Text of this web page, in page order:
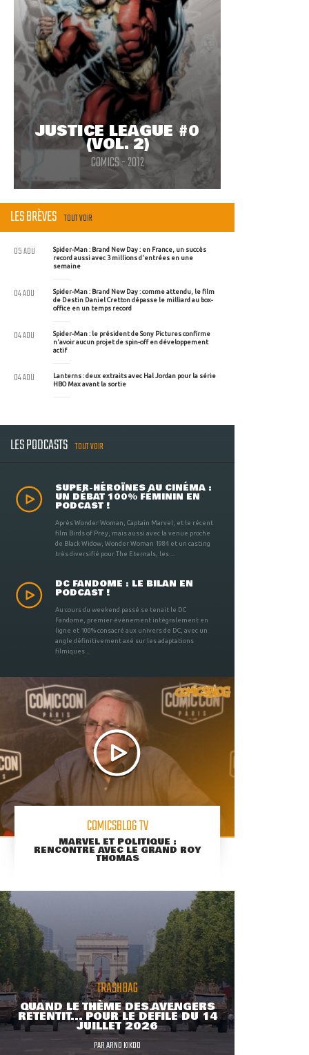
JUSTICE LEAGUE #0
(VOL. 2)
COMICS - 2012
LES BRÈVES TOUT VOIR
Spider-Man : Brand New Day : en France, un succès
record aussi avec 3 millions d'entrées en une
semaine
05 AOU
Spider-Man : Brand New Day : comme attendu, le film
de Destin Daniel Cretton dépasse le milliard au box-
office en un temps record
04 AOU
Spider-Man : le président de Sony Pictures confirme
n'avoir aucun projet de spin-off en développement
actif
04 AOU
Lanterns : deux extraits avec Hal Jordan pour la série
HBO Max avant la sortie
04 AOU
LES PODCASTS TOUT VOIR
SUPER-HÉROÏNES AU CINÉMA :
UN DÉBAT 100% FÉMININ EN
PODCAST !
Après Wonder Woman, Captain Marvel, et le récent
film Birds of Prey, mais aussi avec la venue proche
de Black Widow, Wonder Woman 1984 et un casting
très diversifié pour The Eternals, les ...
DC FANDOME : LE BILAN EN
PODCAST !
Au cours du weekend passé se tenait le DC
Fandome, premier évènement intégralement en
ligne et 100% consacré aux univers de DC, avec un
angle définitivement axé sur les adaptations
filmiques ...
COMICSBLOG TV
MARVEL ET POLITIQUE :
RENCONTRE AVEC LE GRAND ROY
THOMAS
TRASHBAG
QUAND LE THÈME DES AVENGERS
RETENTIT... POUR LE DÉFILÉ DU 14
JUILLET 2026
PARARNO KIKOO